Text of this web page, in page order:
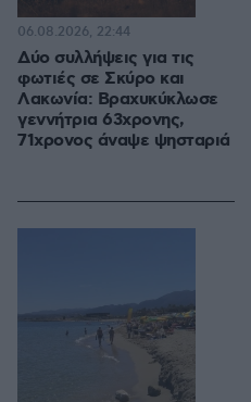
Δύο συλλήψεις για τις
φωτιές σε Σκύρο και
Λακωνία: Βραχυκύκλωσε
γεννήτρια 63χρονης,
71χρονος άναψε ψησταριά
06.08.2026, 22:44